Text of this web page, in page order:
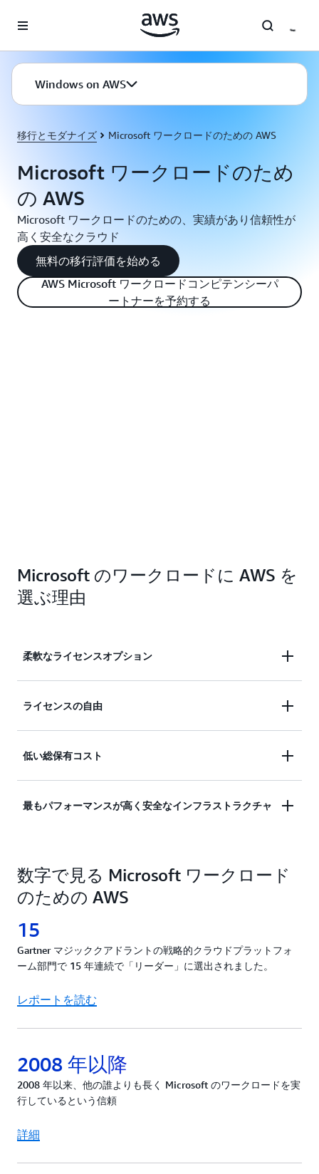
Windows on AWS
移行とモダナイズ Microsoft ワークロードのための AWS
Microsoft ワークロードのため
の AWS
Microsoft ワークロードのための、実績があり信頼性が
高く安全なクラウド
無料の移行評価を始める
AWS Microsoft ワークロードコンピテンシーパ
ートナーを予約する
Microsoft のワークロードに AWS を
選ぶ理由
柔軟なライセンスオプション
AWS は常に、柔軟なライセンスオプション
最大限に活用するために独自のライセンス (BYOL)
込み (LI) オプションを利用することもできます。
ライセンスの自由
ソフトウェアライセンスは高額であり、多くのお客
Microsoft ライセンスの製品やアプリケーションを
せ、イノベーションを加速させることができます。
低い総保有コスト
ライセンスからインフラストラクチャまで、AWS
Windows Server のライセンス費用を 77%、SQL
Server のライセンス費用を 45% 節約できます。
AWS Compute Optimizer
適切なサイジングを行うことでインフラストラクチ
ャを最大 25%、SQL Server エディションのダウン
グレード推奨によりライセンスを最大 74% 節約で
ると、お客様は CPU オプションをカスタマイズし
て、ライセンスを平均 50% 節約できます。
最もパフォーマンスが高く安全なインフラストラクチャ
モダナイズするため、最も安全かつ広範で信頼性の
高い
グローバルクラウドインフラストラクチャ
供します。セキュリティを第一に考えて構築された
AWS は、政府、医療、金融サービスなど、世界で
最もセキュリティに敏感な組織を含め、何百万もの
お客様から信頼されています。
数字で見る Microsoft ワークロード
のための AWS
15
Gartner マジッククアドラントの戦略的クラウドプラットフォ
ーム部門で 15 年連続で「リーダー」に選出されました。
レポートを読む
2008 年以降
2008 年以来、他の誰よりも長く Microsoft のワークロードを実
行しているという信頼
詳細